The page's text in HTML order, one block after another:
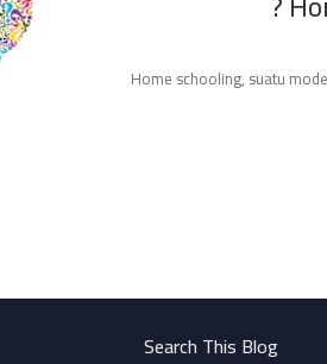
Home schooling, suatu
Search This Blog